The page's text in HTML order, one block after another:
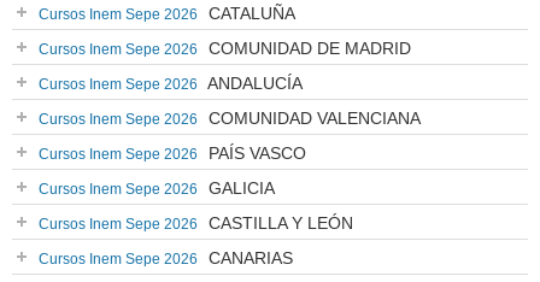
Cursos Inem Sepe 2026 CATALUÑA
Cursos Inem Sepe 2026 COMUNIDAD DE MADRID
Cursos Inem Sepe 2026 ANDALUCÍA
Cursos Inem Sepe 2026 COMUNIDAD VALENCIANA
Cursos Inem Sepe 2026 PAÍS VASCO
Cursos Inem Sepe 2026 GALICIA
Cursos Inem Sepe 2026 CASTILLA Y LEÓN
Cursos Inem Sepe 2026 CANARIAS